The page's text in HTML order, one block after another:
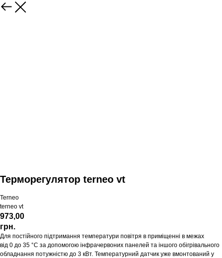
Терморегулятор terneo vt
Terneo
terneo vt
973,00
грн.
Для постійного підтримання температури повітря в приміщенні в межах
від 0 до 35 °С за допомогою інфрачервоних панелей та іншого обігрівального
обладнання потужністю до 3 кВт. Температурний датчик уже вмонтований у